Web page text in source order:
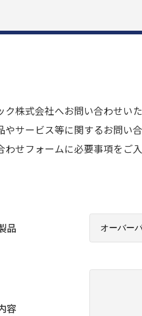
ク株式会社へお問い合わせい
やサービス等に関するお問い
わせフォームに必要事項をご
品
容